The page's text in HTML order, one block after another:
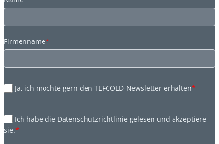
Firmenname*
Ja, ich möchte gern den TEFCOLD-Newsletter erhalten*
Ich habe die Datenschutzrichtlinie gelesen und akzeptiere
sie.*